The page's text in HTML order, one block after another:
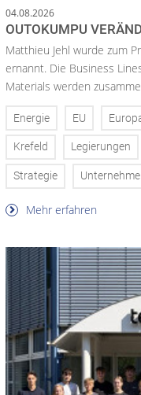
04.08.2026
OUTOKUMPU
Matthieu Jehl wurde zum
ernannt. Die Business
Materials werden
Energie EU
Krefeld Legierungen
Strategie
Mehr erfahren